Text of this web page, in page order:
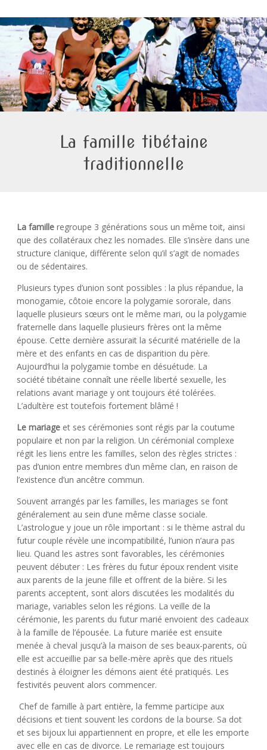
La famille tibétaine
traditionnelle
La famille regroupe 3 générations sous un même toit, ainsi
que des collatéraux chez les nomades. Elle s’insère dans une
structure clanique, différente selon qu’il s’agit de nomades
ou de sédentaires.
Plusieurs types d’union sont possibles : la plus répandue, la
monogamie, côtoie encore la polygamie sororale, dans
laquelle plusieurs sœurs ont le même mari, ou la polygamie
fraternelle dans laquelle plusieurs frères ont la même
épouse. Cette dernière assurait la sécurité matérielle de la
mère et des enfants en cas de disparition du père.
Aujourd’hui la polygamie tombe en désuétude. La
société tibétaine connaît une réelle liberté sexuelle, les
relations avant mariage y ont toujours été tolérées.
L’adultère est toutefois fortement blâmé !
Le mariage et ses cérémonies sont régis par la coutume
populaire et non par la religion. Un cérémonial complexe
régit les liens entre les familles, selon des règles strictes :
pas d’union entre membres d’un même clan, en raison de
l’existence d’un ancêtre commun.
Souvent arrangés par les familles, les mariages se font
généralement au sein d’une même classe sociale.
L’astrologue y joue un rôle important : si le thème astral du
futur couple révèle une incompatibilité, l’union n’aura pas
lieu. Quand les astres sont favorables, les cérémonies
peuvent débuter : Les frères du futur époux rendent visite
aux parents de la jeune fille et offrent de la bière. Si les
parents acceptent, sont alors discutées les modalités du
mariage, variables selon les régions. La veille de la
cérémonie, les parents du futur marié envoient des cadeaux
à la famille de l’épousée. La future mariée est ensuite
menée à cheval jusqu’à la maison de ses beaux-parents, où
elle est accueillie par sa belle-mère après que des rituels
destinés à éloigner les démons aient été pratiqués. Les
festivités peuvent alors commencer.
Chef de famille à part entière, la femme participe aux
décisions et tient souvent les cordons de la bourse. Sa dot
et ses bijoux lui appartiennent en propre, et elle les emporte
avec elle en cas de divorce. Le remariage est toujours